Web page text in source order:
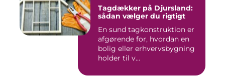
Tagdækker på Djursland:
sådan vælger du rigtigt
En sund tagkonstruktion er
afgørende for, hvordan en
bolig eller erhvervsbygning
holder til v...